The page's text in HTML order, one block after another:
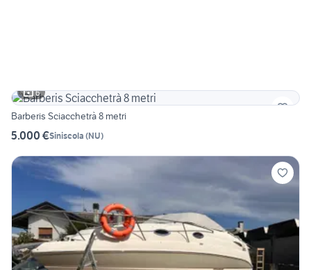
6
Barberis Sciacchetrà 8 metri
5.000 €Siniscola (NU)